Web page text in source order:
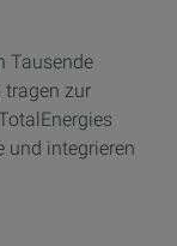
Tausende
tragen zur
und integrieren